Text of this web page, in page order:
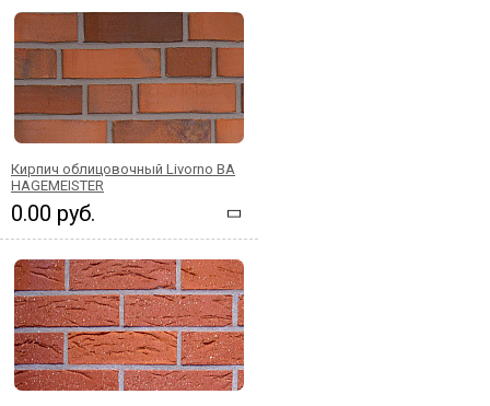
Кирпич облицовочный Livorno BA
HAGEMEISTER
0.00 руб.